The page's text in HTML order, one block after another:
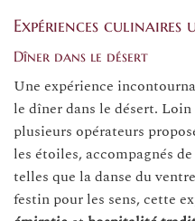
Expériences culinaires
Dîner dans le désert
Une expérience
le dîner dans le désert.
plusieurs opérateurs
les étoiles, accompagnés
telles que la danse du
festin pour les sens, cette